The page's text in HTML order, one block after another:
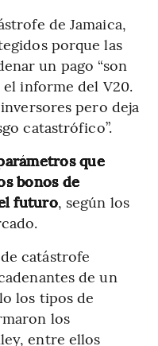
de Jamaica,
porque las
un pago “son
el informe del V20.
pero deja
catastrófico”.
que
bonos de
futuro, según los
catástrofe
de un
los tipos de
los
entre ellos